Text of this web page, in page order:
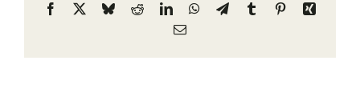
Facebook BlueskyRedditLinkedInWhatsApp
TelegramTumblr PinterestXing
Email